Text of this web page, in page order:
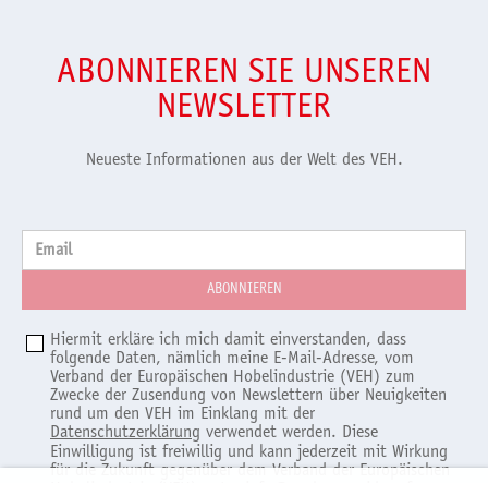
ABONNIEREN SIE UNSEREN
NEWSLETTER
Neueste Informationen aus der Welt des VEH.
Email
Hiermit erkläre ich mich damit einverstanden, dass
folgende Daten, nämlich meine E-Mail-Adresse, vom
Verband der Europäischen Hobelindustrie (VEH) zum
Zwecke der Zusendung von Newslettern über Neuigkeiten
rund um den VEH im Einklang mit der
Datenschutzerklärung verwendet werden. Diese
Einwilligung ist freiwillig und kann jederzeit mit Wirkung
für die Zukunft gegenüber dem Verband der Europäischen